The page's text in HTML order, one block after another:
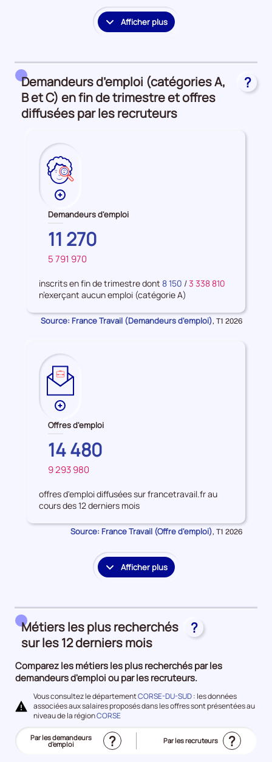
Afficher plus
le
et
accès
l'emploi
Demandeurs d’emploi (catégories A,
B et C) en fin de trimestre et offres
diffusées par les recruteurs
?
Plus
de
données
sur
les
Demandeurs
Demandeurs d'emploi
CORSE-
DU-
SUD
11 270
FRANCE
5 791 970
inscrits en fin de trimestre dont 8 150 /3 338 810
n’exerçant aucun emploi (catégorie A)
Source: France Travail (Demandeurs d'emploi), Données
T1 2026
Plus
de
données
sur
les
Offres
Offres d'emploi
CORSE-
DU-
SUD
14 480
FRANCE
9 293 980
offres d'emploi diffusées sur francetravail.fr au
cours des 12 derniers mois
Source: France Travail (Offre d'emploi), Données
T1 2026
Afficher plus
le
et
accès
l'emploi
Métiers les plus recherchés
sur les 12 derniers mois
?
Comparez les métiers les plus recherchés par les
demandeurs d'emploi ou par les recruteurs.
Vous consultez le départementCORSE-DU-SUD: les données
associées aux salaires proposés dans les offres sont présentées au
niveau de la régionCORSE
Trier
Par les demandeurs
d'emploi
(Affichage ? Trier
Par les recruteurs ?